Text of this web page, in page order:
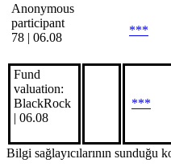
Anonymous
participant
78 | 06.08
***
Fund
valuation:
BlackRock
| 06.08
***
Bilgi sağlayıcılarının sunduğu